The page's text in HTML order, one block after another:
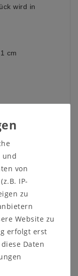
wird in
cm
und
von
IP-
zu
Website zu
erfolgt erst
Daten